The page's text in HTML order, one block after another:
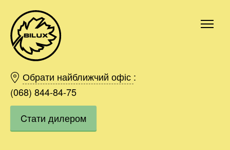
Обрати найближчий офіс :
(068) 844-84-75
Cтати дилером
Київ
Харків
Одесса
Дніпро
Івано-Франківськ